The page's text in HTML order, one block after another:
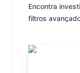
Encontra
filtros